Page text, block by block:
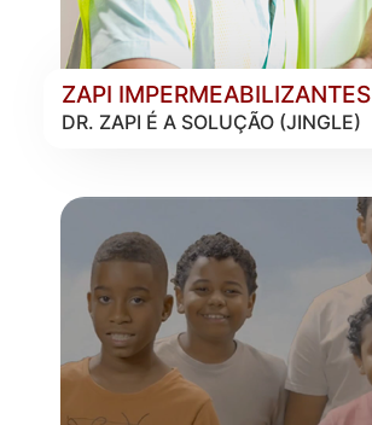
ZAPI IMPERMEABILIZANTES
DR. ZAPI É A SOLUÇÃO (JINGLE)